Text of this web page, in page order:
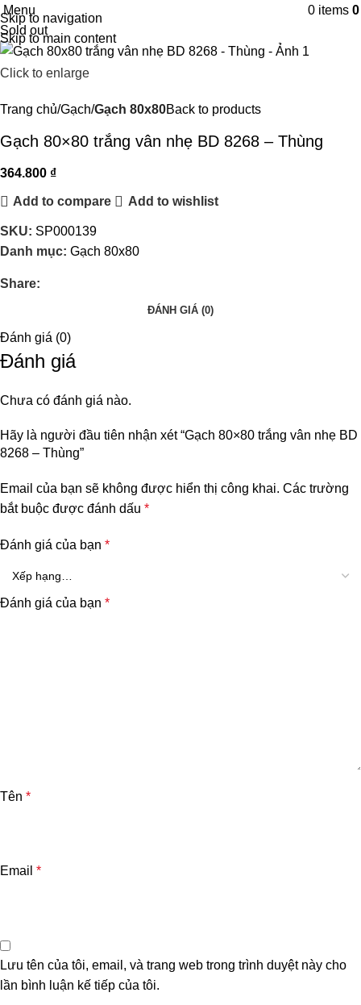
Skip to navigation
Skip to main content
Menu 0 items
Sold out
Click to enlarge
Trang chủ Gạch Gạch 80x80Back to products
Gạch 80×80 trắng vân nhẹ BD 8268 – Thùng
364.800 ₫
Add to compare Add to wishlist
SKU: SP000139
Danh mục: Gạch 80x80
Share:
ĐÁNH GIÁ (0)
Đánh giá (0)
Đánh giá
Chưa có đánh giá nào.
Hãy là người đầu tiên nhận xét “Gạch 80×80 trắng vân nhẹ BD
8268 – Thùng”
Email của bạn sẽ không được hiển thị công khai. Các trường
bắt buộc được đánh dấu *
Đánh giá của bạn *
Đánh giá của bạn *
Tên *
Email *
Lưu tên của tôi, email, và trang web trong trình duyệt này cho
lần bình luận kế tiếp của tôi.